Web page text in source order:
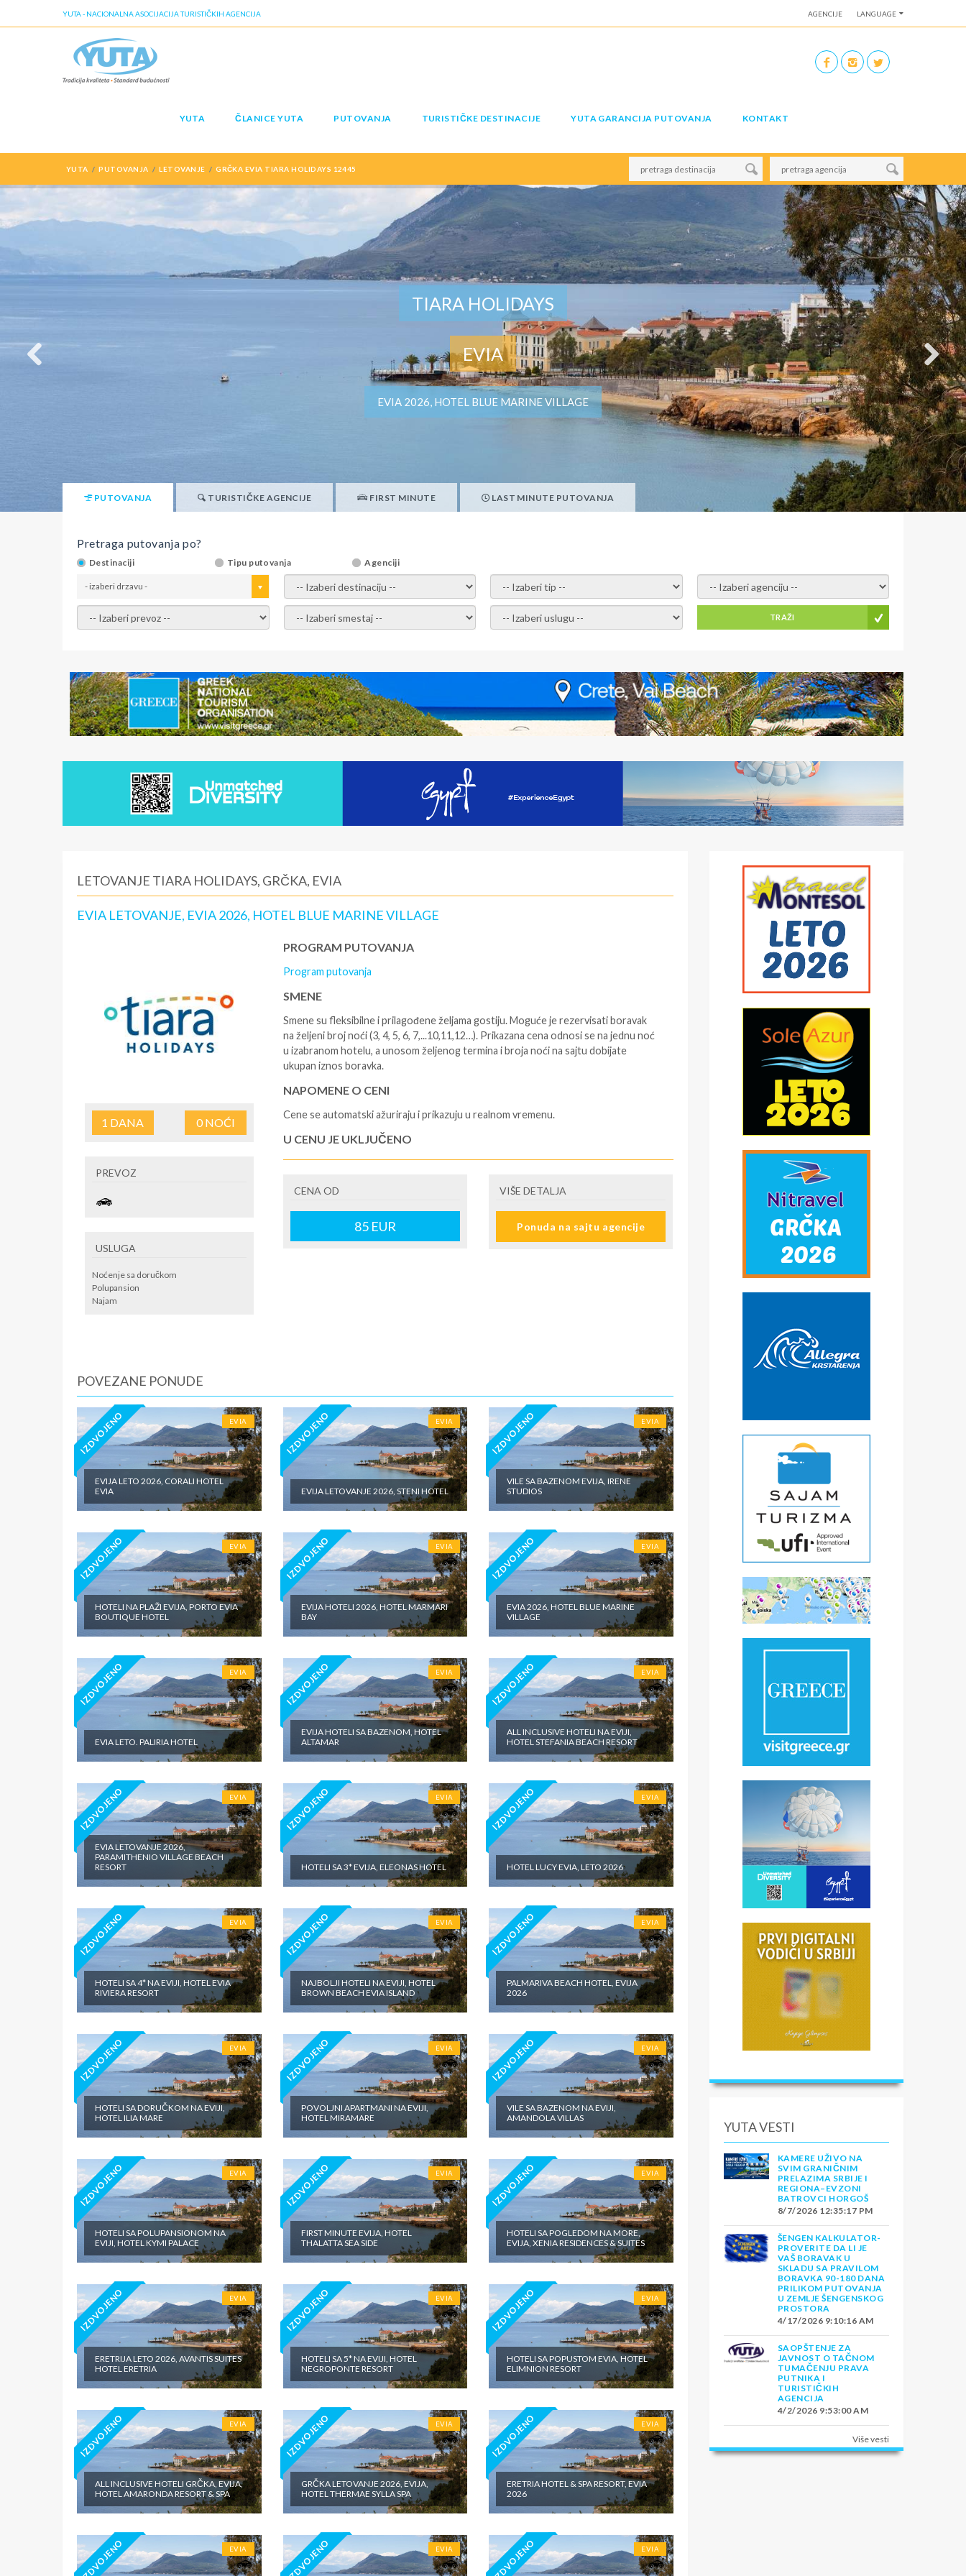
AGENCIJE LANGUAGE
YUTA - NACIONALNA ASOCIJACIJA TURISTIČKIH AGENCIJA
YUTA ČLANICE YUTA PUTOVANJA TURISTIČKE DESTINACIJE YUTA GARANCIJA PUTOVANJA KONTAKT
YUTA PUTOVANJA LETOVANJE GRČKA EVIA TIARA HOLIDAYS 12445
TIARA HOLIDAYS
EVIA
EVIA 2026, HOTEL BLUE MARINE VILLAGE
PUTOVANJA TURISTIČKE AGENCIJE FIRST MINUTE LAST MINUTE PUTOVANJA
Pretraga putovanja po?
Destinaciji Tipu putovanja Agenciji
- izaberi drzavu - - izaberi destinaciju - - izaberi tip - - izaberi agenciju -
- izaberi prevoz - - Izaberite smestaj - - Izaberite uslugu - TRAŽI
LETOVANJE TIARA HOLIDAYS, GRČKA, EVIA
EVIA LETOVANJE, EVIA 2026, HOTEL BLUE MARINE VILLAGE
1 DANA 0NOĆI
PREVOZ
USLUGA
Noćenje sa doručkom
Polupansion
Najam
PROGRAM PUTOVANJA
Program putovanja
SMENE
Smene su fleksibilne i prilagođene željama gostiju. Moguće je rezervisati boravak
na željeni broj noći (3, 4, 5, 6, 7,...10,11,12…). Prikazana cena odnosi se na jednu noć
u izabranom hotelu, a unosom željenog termina i broja noći na sajtu dobijate
ukupan iznos boravka.
NAPOMENE O CENI
Cene se automatski ažuriraju i prikazuju u realnom vremenu.
U CENU JE UKLJUČENO
- rezervisane i potvrđene usluge u izabranoj smeštajnoj jedinici prema opisu -
putovanja
- boravišne takse (naknada za otpornost na klimatsku krizu) na destinaciji, plaćaju
CENA OD
85EUR
VIŠE DETALJA
Ponuda na sajtu agencije
POVEZANE PONUDE
IZDVOJENO EVIA
EVIJA LETO 2026, CORALI HOTEL
EVIA
IZDVOJENO EVIA
EVIJA LETOVANJE 2026, STENI HOTEL
IZDVOJENO EVIA
VILE SA BAZENOM EVIJA, IRENE
STUDIOS
IZDVOJENO EVIA
HOTELI NA PLAŽI EVIJA, PORTO EVIA
BOUTIQUE HOTEL
IZDVOJENO EVIA
EVIJA HOTELI 2026, HOTEL MARMARI
BAY
IZDVOJENO EVIA
EVIA 2026, HOTEL BLUE MARINE
VILLAGE
IZDVOJENO EVIA
EVIA LETO. PALIRIA HOTEL
IZDVOJENO EVIA
EVIJA HOTELI SA BAZENOM, HOTEL
ALTAMAR
IZDVOJENO EVIA
ALL INCLUSIVE HOTELI NA EVIJI,
HOTEL STEFANIA BEACH RESORT
IZDVOJENO EVIA
EVIA LETOVANJE 2026,
PARAMITHENIO VILLAGE BEACH
RESORT
IZDVOJENO EVIA
HOTELI SA 3* EVIJA, ELEONAS HOTEL
IZDVOJENO EVIA
HOTEL LUCY EVIA, LETO 2026
IZDVOJENO EVIA
HOTELI SA 4* NA EVIJI, HOTEL EVIA
RIVIERA RESORT
IZDVOJENO EVIA
NAJBOLJI HOTELI NA EVIJI, HOTEL
BROWN BEACH EVIA ISLAND
IZDVOJENO EVIA
PALMARIVA BEACH HOTEL, EVIJA
2026
IZDVOJENO EVIA
HOTELI SA DORUČKOM NA EVIJI,
HOTEL ILIA MARE
IZDVOJENO EVIA
POVOLJNI APARTMANI NA EVIJI,
HOTEL MIRAMARE
IZDVOJENO EVIA
VILE SA BAZENOM NA EVIJI,
AMANDOLA VILLAS
IZDVOJENO EVIA
HOTELI SA POLUPANSIONOM NA
EVIJI, HOTEL KYMI PALACE
IZDVOJENO EVIA
FIRST MINUTE EVIJA, HOTEL
THALATTA SEA SIDE
IZDVOJENO EVIA
HOTELI SA POGLEDOM NA MORE,
EVIJA, XENIA RESIDENCES & SUITES
IZDVOJENO EVIA
ERETRIJA LETO 2026, AVANTIS SUITES
HOTEL ERETRIA
IZDVOJENO EVIA
HOTELI SA 5* NA EVIJI, HOTEL
NEGROPONTE RESORT
IZDVOJENO EVIA
HOTELI SA POPUSTOM EVIA, HOTEL
ELIMNION RESORT
IZDVOJENO EVIA
ALL INCLUSIVE HOTELI GRČKA, EVIJA,
HOTEL AMARONDA RESORT & SPA
IZDVOJENO EVIA
GRČKA LETOVANJE 2026, EVIJA,
HOTEL THERMAE SYLLA SPA
IZDVOJENO EVIA
ERETRIA HOTEL & SPA RESORT, EVIA
2026
IZDVOJENO EVIA IZDVOJENO EVIA IZDVOJENO EVIA
YUTA VESTI
KAMERE UŽIVO NA
SVIM GRANIČNIM
PRELAZIMA SRBIJE I
REGIONA–EVZONI
BATROVCI HORGOŠ
8/7/2026 12:35:17 PM
ŠENGEN KALKULATOR-
PROVERITE DA LI JE
VAŠ BORAVAK U
SKLADU SA PRAVILOM
BORAVKA 90-180 DANA
PRILIKOM PUTOVANJA
U ZEMLJE ŠENGENSKOG
PROSTORA
4/17/2026 9:10:16 AM
SAOPŠTENJE ZA
JAVNOST O TAČNOM
TUMAČENJU PRAVA
PUTNIKA I
TURISTIČKIH
AGENCIJA
4/2/2026 9:53:00 AM
Više vesti